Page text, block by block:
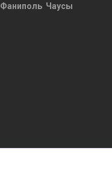
Фаниполь Чаусы